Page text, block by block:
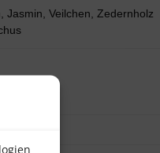
Jasmin, Veilchen, Zedernholz